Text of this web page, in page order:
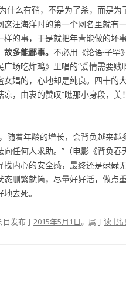
什么有鞘，不是为了杀，而是
这汪海洋时的第一个网名里就有
样的事，于是就把年青能做的坏
故多能鄙事。 不必用《论语·子
广场吃炸鸡》里唱的“爱情需要
女娼的，心地却是纯良。四十的
凉，由衷的赞叹“瞧那小身段，
随着年龄的增长，会背负越来越
向任何人求助。”（电影《背负春
找内心的安全感，最终还是碌碌
态删繁就简，尽量好好活，做点
地去死。
目发布于2015年5月1日。属于读书记